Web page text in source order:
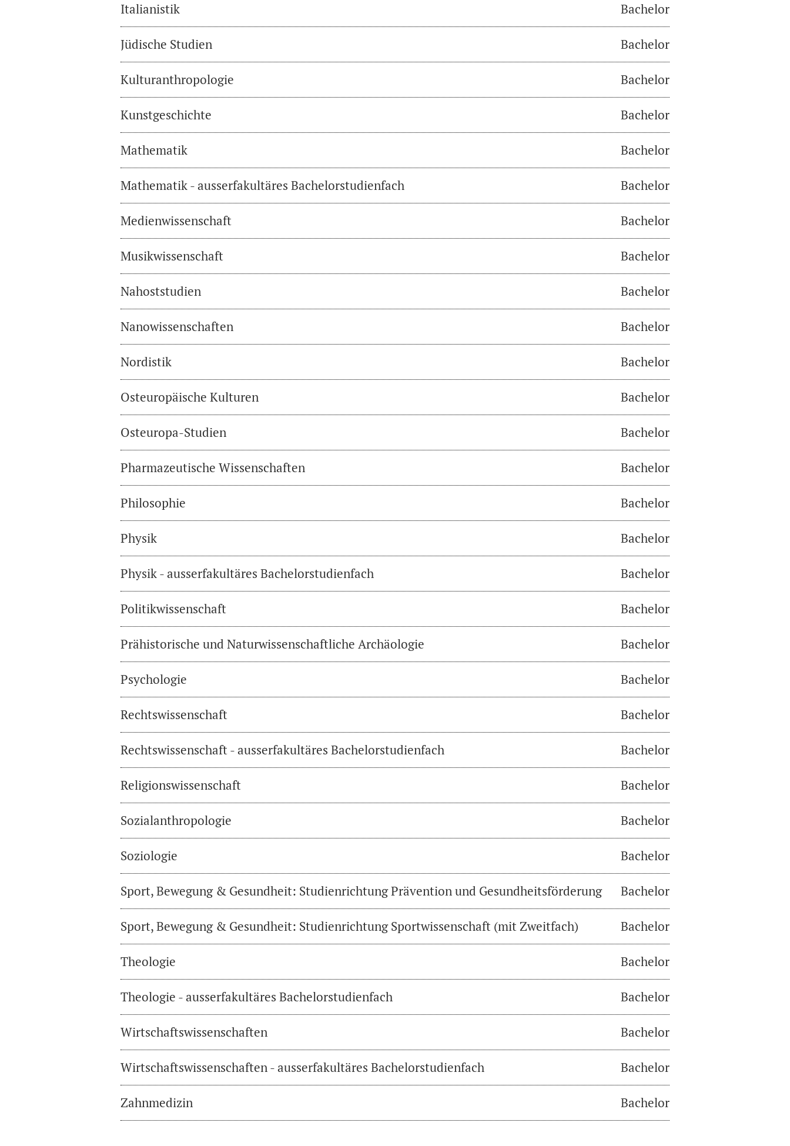
Italianistik Bachelor
Jüdische Studien Bachelor
Kulturanthropologie Bachelor
Kunstgeschichte Bachelor
Mathematik Bachelor
Mathematik - ausserfakultäres Bachelorstudienfach Bachelor
Medienwissenschaft Bachelor
Musikwissenschaft Bachelor
Nahoststudien Bachelor
Nanowissenschaften Bachelor
Nordistik Bachelor
Osteuropäische Kulturen Bachelor
Osteuropa-Studien Bachelor
Pharmazeutische Wissenschaften Bachelor
Philosophie Bachelor
Physik Bachelor
Physik - ausserfakultäres Bachelorstudienfach Bachelor
Politikwissenschaft Bachelor
Prähistorische und Naturwissenschaftliche Archäologie Bachelor
Psychologie Bachelor
Rechtswissenschaft Bachelor
Rechtswissenschaft - ausserfakultäres Bachelorstudienfach Bachelor
Religionswissenschaft Bachelor
Sozialanthropologie Bachelor
Soziologie Bachelor
Sport, Bewegung & Gesundheit: Studienrichtung Prävention und Gesundheitsförderung Bachelor
Sport, Bewegung & Gesundheit: Studienrichtung Sportwissenschaft (mit Zweitfach) Bachelor
Theologie Bachelor
Theologie - ausserfakultäres Bachelorstudienfach Bachelor
Wirtschaftswissenschaften Bachelor
Wirtschaftswissenschaften - ausserfakultäres Bachelorstudienfach Bachelor
Zahnmedizin Bachelor